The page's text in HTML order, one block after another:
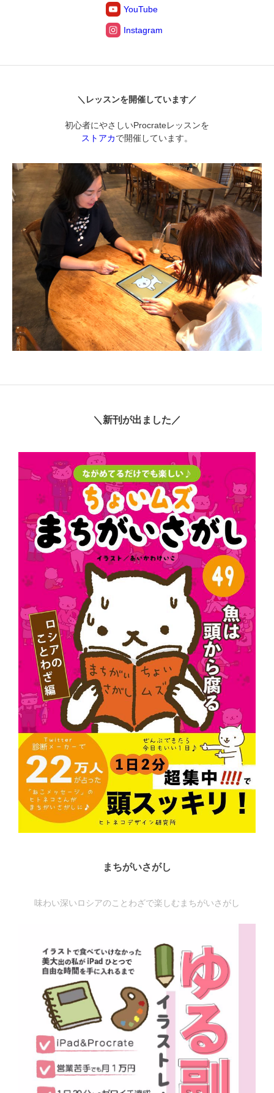
YouTube
Instagram
＼レッスンを開催しています／
初心者にやさしいProcrateレッスンを
ストアカで開催しています。
＼新刊が出ました／
まちがいさがし
味わい深いロシアのことわざで楽しむまちがいさがし